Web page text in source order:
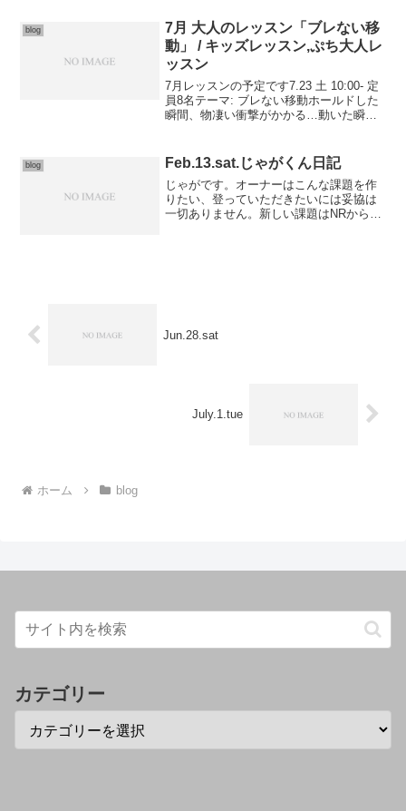
blog
7月 大人のレッスン「ブレない移
動」 / キッズレッスン,ぷち大人レ
ッスン
7月レッスンの予定です7.23 土 10:00- 定
員8名テーマ: ブレない移動ホールドした
瞬間、物凄い衝撃がかかる…動いた瞬間
の初動/動き出し/重心の移行そんな話を...
blog Feb.13.sat.じゃがくん日記
じゃがです。オーナーはこんな課題を作
りたい、登っていただきたいには妥協は
一切ありません。新しい課題はNRから
Jun.28.sat
July.1.tue
ホーム blog
カテゴリー